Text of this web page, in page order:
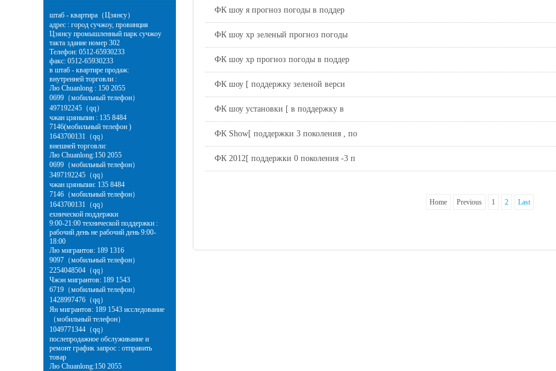
штаб - квартира（Цзянсу）
адрес : город сучжоу, провинция
Цзянсу промышленный парк сучжоу
такта здание номер 302
Телефон: 0512-65930233
факс: 0512-65930233
в штаб - квартире продаж:
внутренней торговли :
Лю Chuanlong : 150 2055
0699（мобильный телефон）
497192245（qq）
чжан цзяньпин : 135 8484
7146(мобильный телефон )
1643700131（qq）
внешней торговли:
Лю Chuanlong:150 2055
0699（мобильный телефон）
3497192245（qq）
чжан цзяньпин: 135 8484
7146（мобильный телефон）
1643700131（qq）
ехнической поддержки
9:00-21:00 технической поддержки :
рабочий день не рабочий день 9:00-
18:00
Лю мигрантов: 189 1316
9097（мобильный телефон）
2254048504（qq）
Чжэн мигрантов: 189 1543
6719（мобильный телефон）
1428997476（qq）
Ян мигрантов: 189 1543 исследование
（мобильный телефон）
1049771344（qq）
послепродажное обслуживание и
ремонт график запрос : отправить
товар
Лю Chuanlong:150 2055
ФК шоу я прогноз погоды в поддер
ФК шоу xp зеленый прогноз погоды
ФК шоу xp прогноз погоды в поддер
ФК шоу [ поддержку зеленой верси
ФК шоу установки [ в поддержку в
ФК Show[ поддержки 3 поколения , по
ФК 2012[ поддержки 0 поколения -3 п
Home Previous 1 2 Last